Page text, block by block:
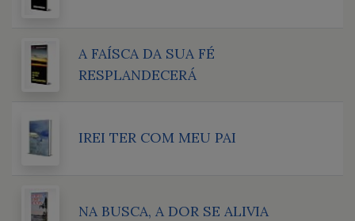
A FAÍSCA DA SUA FÉ
RESPLANDECERÁ
IREI TER COM MEU PAI
NA BUSCA, A DOR SE ALIVIA